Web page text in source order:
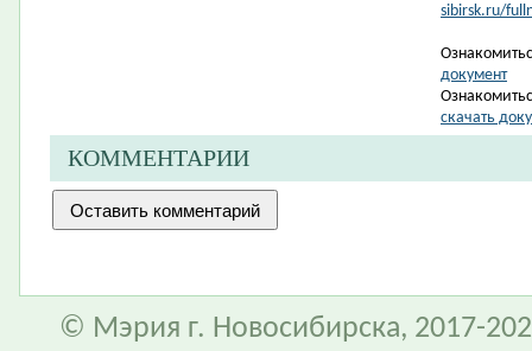
sibirsk.ru/
документ
скачать
КОММЕНТАРИИ
© Мэрия г. Новосибирска, 2017-